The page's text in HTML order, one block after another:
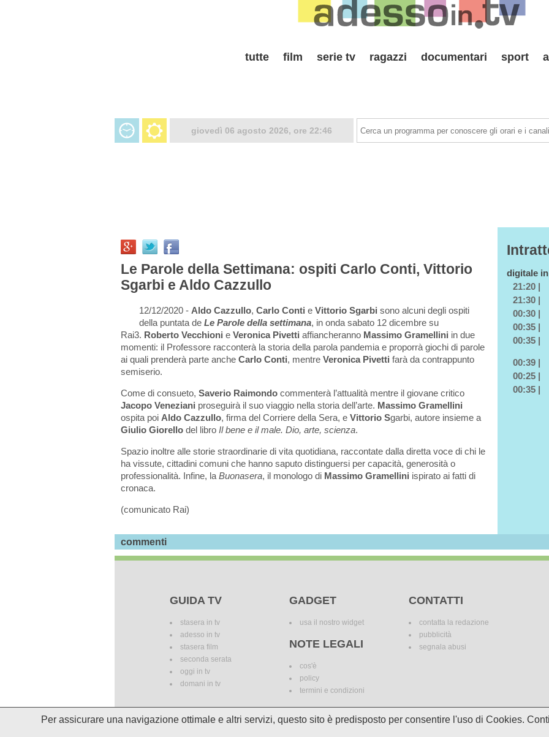
tutte film serie tv ragazzi documentari sport
giovedì 06 agosto 2026, ore 22:46
Le Parole della Settimana: ospiti Carlo Conti, Vittorio
Sgarbi e Aldo Cazzullo
12/12/2020 - Aldo Cazzullo, Carlo Conti e Vittorio Sgarbi sono alcuni degli ospiti
della puntata de Le Parole della settimana, in onda sabato 12 dicembre su
Rai3. Roberto Vecchioni e Veronica Pivetti affiancheranno Massimo Gramellini in due
momenti: il Professore racconterà la storia della parola pandemia e proporrà giochi di parole
ai quali prenderà parte anche Carlo Conti, mentre Veronica Pivetti farà da contrappunto
semiserio.
Come di consueto, Saverio Raimondo commenterà l’attualità mentre il giovane critico
Jacopo Veneziani proseguirà il suo viaggio nella storia dell’arte. Massimo Gramellini
ospita poi Aldo Cazzullo, firma del Corriere della Sera, e Vittorio Sgarbi, autore insieme a
Giulio Giorello del libro Il bene e il male. Dio, arte, scienza.
Spazio inoltre alle storie straordinarie di vita quotidiana, raccontate dalla diretta voce di chi le
ha vissute, cittadini comuni che hanno saputo distinguersi per capacità, generosità o
professionalità. Infine, la Buonasera, il monologo di Massimo Gramellini ispirato ai fatti di
cronaca.
(comunicato Rai)
digitale
21:20 |
21:30 |
00:30 |
00:35 |
00:35 |
00:39 |
00:25 |
00:35 |
commenti
GUIDA TV
stasera in tv
adesso in tv
stasera film
seconda serata
oggi in tv
domani in tv
GADGET
usa il nostro widget
NOTE LEGALI
cos'è
policy
termini e condizioni
CONTATTI
contatta la redazione
pubblicità
segnala abusi
I palinsesti potrebbero subire delle variazioni. I marchi dei canali televisivi appartengono ai legittimi proprietari. Le
incomplete e/o errate.
Per assicurare una navigazione ottimale e altri servizi, questo sito è predisposto per consentire l'uso di Cookies.